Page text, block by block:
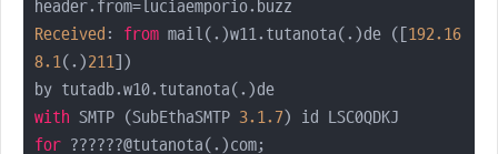
Received : from mail(.)w11.tutanota(.)de ([192.16
8.1(.)211])
with SMTP (SubEthaSMTP 3.1.7
for ??????@tutanota(.)com;